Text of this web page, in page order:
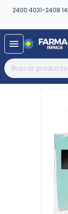
2400 4031-2408
menu